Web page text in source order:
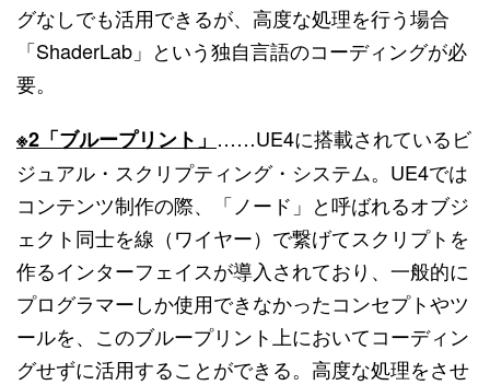
グなしでも活用できるが、高度な処理を行う場合
「ShaderLab」という独自言語のコーディングが必
要。
※2「ブループリント」 ……UE4に搭載されているビ
ジュアル・スクリプティング・システム。UE4では
コンテンツ制作の際、「ノード」と呼ばれるオブジ
ェクト同士を線（ワイヤー）で繋げてスクリプトを
作るインターフェイスが導入されており、一般的に
プログラマーしか使用できなかったコンセプトやツ
ールを、このブループリント上においてコーディン
グせずに活用することができる。高度な処理をさせ